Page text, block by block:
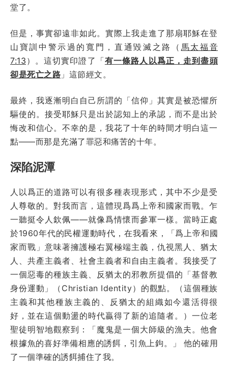
堂了。
但是，事實卻遠非如此。實際上我走進了那扇耶穌在登
山寶訓中警示過的寬門，直通毀滅之路（ 馬太福音
7:13 ）。這切實印證了「有一條路人以爲正，走到盡頭
卻是死亡之路 」這節經文。
最終，我逐漸明白自己所謂的「信仰」其實是被恐懼所
驅使的。接受耶穌只是出於認知上的承認，而不是出於
悔改和信心。不幸的是，我花了十年的時間才明白這一
點——而那是充滿了罪惡和痛苦的十年。
深陷泥潭
人以爲正的道路可以有很多種表現形式，其中不少是受
人尊敬的。對我而言，這體現爲爲上帝和國家而戰。乍
一聽挺令人欽佩——就像爲情懷而參軍一樣。當時正處
於1960年代的民權運動時代，在我看來，「爲上帝和國
家而戰」意味著擁護極右翼極端主義，仇視黑人、猶太
人、共產主義者、社會主義者和自由主義者。我接受了
一個惡毒的種族主義、反猶太的邪教所提倡的「基督教
身份運動」（Christian Identity）的觀點。（這個種族
主義和其他種族主義的、反猶太的組織如今還活得很
好，並在這個動盪的時代贏得了新的追隨者。）一位老
聖徒明智地觀察到：「魔鬼是一個大師級的漁夫。他會
根據魚的喜好準備相應的誘餌，引魚上鉤。」 他的確用
了一個準確的誘餌捕住了我。